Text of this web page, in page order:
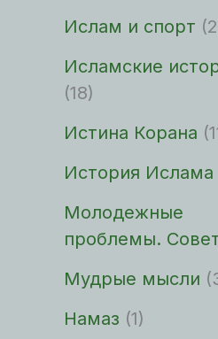
Ислам и спорт
Исламские
(18)
Истина Корана
История Ислама
Молодежные
проблемы.
Мудрые мысли
Намаз (1)